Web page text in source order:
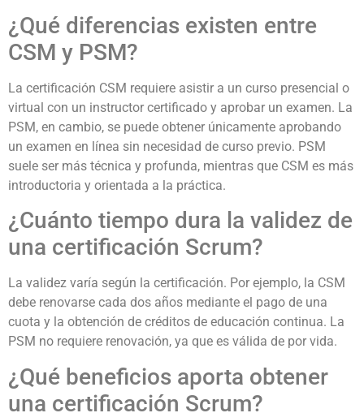
¿Qué diferencias existen entre
CSM y PSM?
La certificación CSM requiere asistir a un curso presencial o
virtual con un instructor certificado y aprobar un examen. La
PSM, en cambio, se puede obtener únicamente aprobando
un examen en línea sin necesidad de curso previo. PSM
suele ser más técnica y profunda, mientras que CSM es más
introductoria y orientada a la práctica.
¿Cuánto tiempo dura la validez de
una certificación Scrum?
La validez varía según la certificación. Por ejemplo, la CSM
debe renovarse cada dos años mediante el pago de una
cuota y la obtención de créditos de educación continua. La
PSM no requiere renovación, ya que es válida de por vida.
¿Qué beneficios aporta obtener
una certificación Scrum?